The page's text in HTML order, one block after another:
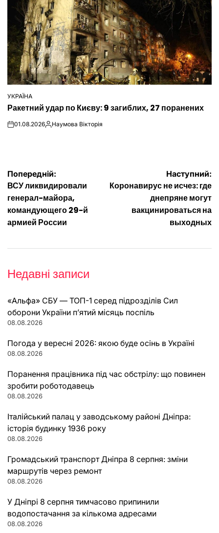
ОПУБЛІКУВАТИ
У
УКРАЇНА
Ракетний удар по Києву: 9 загиблих, 27 поранених
on01.08.2026Опубліковано
Наумова Вікторія
Навігація
записів
Попередній:
ВСУ ликвидировали
генерал-майора,
командующего 29-й
армией России
Наступний:
Коронавирус не исчез: где
днепряне могут
вакцинироваться на
выходных
Недавні записи
«Альфа» СБУ — ТОП-1 серед підрозділів Сил
оборони України п’ятий місяць поспіль
08.08.2026
Погода у вересні 2026: якою буде осінь в Україні
08.08.2026
Поранення працівника під час обстрілу: що повинен
зробити роботодавець
08.08.2026
Італійський палац у заводському районі Дніпра:
історія будинку 1936 року
08.08.2026
Громадський транспорт Дніпра 8 серпня: зміни
маршрутів через ремонт
08.08.2026
У Дніпрі 8 серпня тимчасово припинили
водопостачання за кількома адресами
08.08.2026